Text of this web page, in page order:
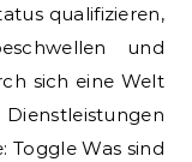
qualifizieren,
und
sich eine Welt
Toggle Was sind